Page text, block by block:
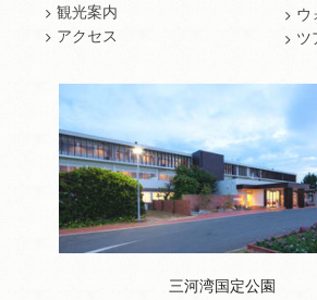
観光案内
アクセス
ウ
ツ
三河湾国定公園